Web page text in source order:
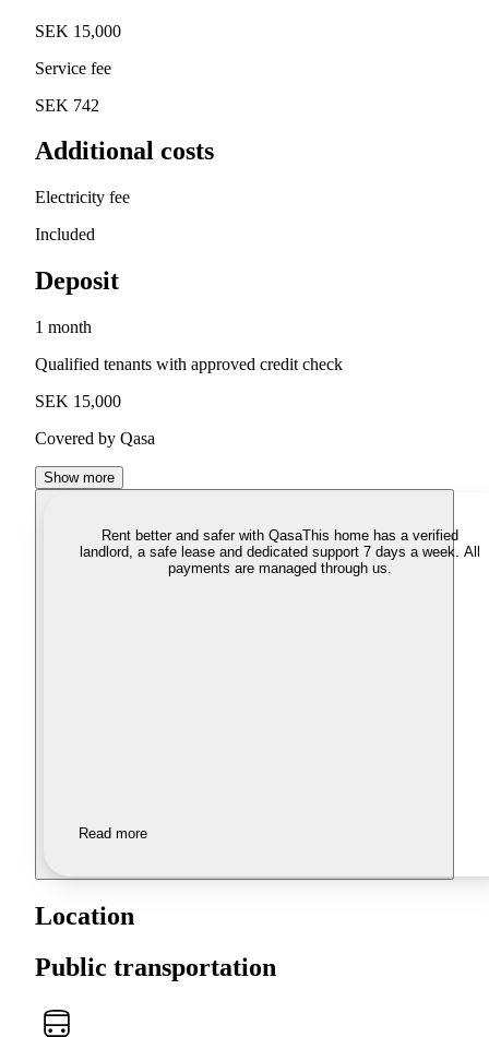
SEK 15,000
Service fee
SEK 742
Additional costs
Electricity fee
Included
Deposit
1 month
Qualified tenants with approved credit check
SEK 15,000
Covered by Qasa
Show more
Rent better and safer with QasaThis home has a verified
landlord, a safe lease and dedicated support 7 days a week. All
payments are managed through us.
Read more
Location
Public transportation